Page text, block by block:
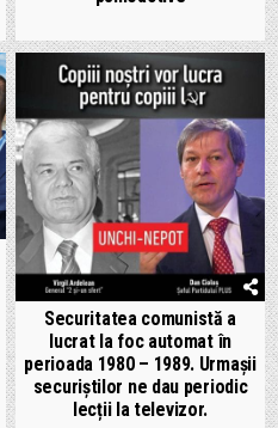
Securitatea comunistă a
lucrat la foc automat în
perioada 1980 – 1989. Urmașii
securiștilor ne dau periodic
lecții la televizor.